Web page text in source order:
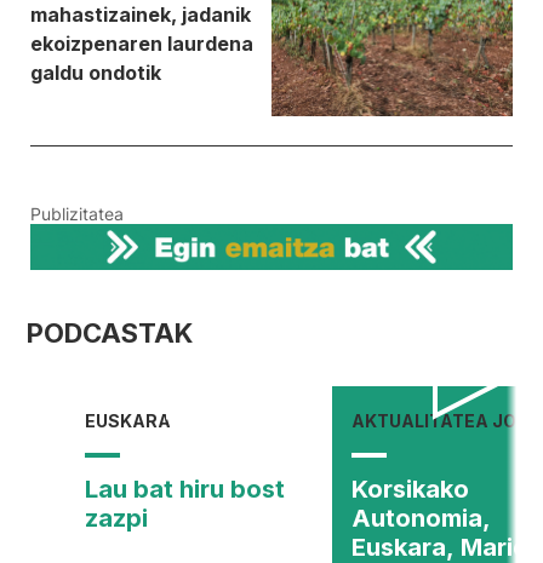
mahastizainek, jadanik
ekoizpenaren laurdena
galdu ondotik
Publizitatea
PODCASTAK
EUSKARA
Lau bat hiru bost
zazpi
AKTUALITATEA
Korsikako
Autonomia,
Euskara,